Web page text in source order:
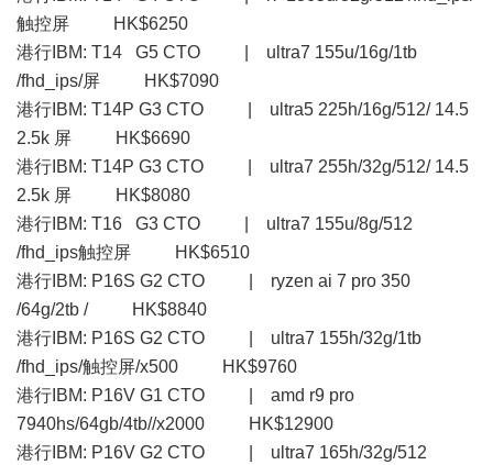
触控屏 HK$6250
港行IBM: T14 G5 CTO | ultra7 155u/16g/1tb
/fhd_ips/屏 HK$7090
港行IBM: T14P G3 CTO | ultra5 225h/16g/512/ 14.5
2.5k 屏 HK$6690
港行IBM: T14P G3 CTO | ultra7 255h/32g/512/ 14.5
2.5k 屏 HK$8080
港行IBM: T16 G3 CTO | ultra7 155u/8g/512
/fhd_ips触控屏 HK$6510
港行IBM: P16S G2 CTO | ryzen ai 7 pro 350
/64g/2tb / HK$8840
港行IBM: P16S G2 CTO | ultra7 155h/32g/1tb
/fhd_ips/触控屏/x500 HK$9760
港行IBM: P16V G1 CTO | amd r9 pro
7940hs/64gb/4tb//x2000 HK$12900
港行IBM: P16V G2 CTO | ultra7 165h/32g/512